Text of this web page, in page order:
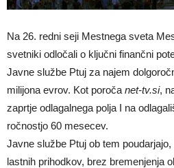
Na 26. redni seji Mestnega sveta
svetniki odločali o ključni finančni
Javne službe Ptuj za najem
milijona evrov. Kot poroča net-tv.si,
zaprtje odlagalnega polja I na
ročnostjo 60 mesecev.
Javne službe Ptuj ob tem
lastnih prihodkov, brez bremenjenja